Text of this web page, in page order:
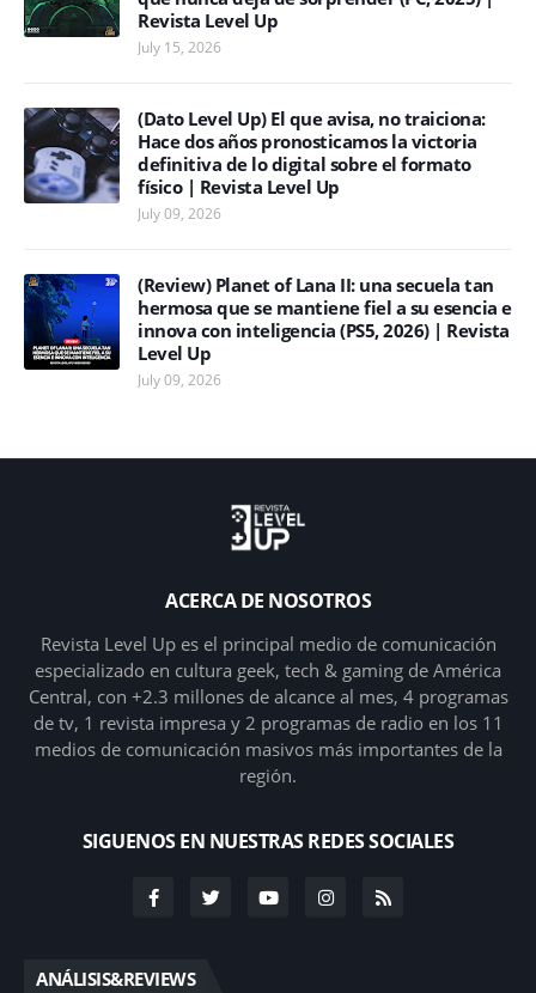
Revista Level Up
July 15, 2026
(Dato Level Up) El que avisa, no traiciona:
Hace dos años pronosticamos la victoria
definitiva de lo digital sobre el formato
físico | Revista Level Up
July 09, 2026
(Review) Planet of Lana II: una secuela tan
hermosa que se mantiene fiel a su esencia e
innova con inteligencia (PS5, 2026) | Revista
Level Up
July 09, 2026
ACERCA DE NOSOTROS
Revista Level Up es el principal medio de comunicación
especializado en cultura geek, tech & gaming de América
Central, con +2.3 millones de alcance al mes, 4 programas
de tv, 1 revista impresa y 2 programas de radio en los 11
medios de comunicación masivos más importantes de la
región.
SIGUENOS EN NUESTRAS REDES SOCIALES
ANÁLISIS&REVIEWS